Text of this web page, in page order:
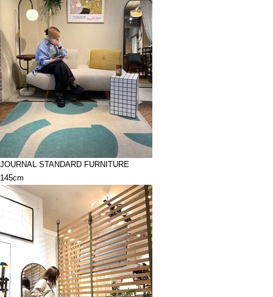
JOURNAL STANDARD FURNITURE
145cm